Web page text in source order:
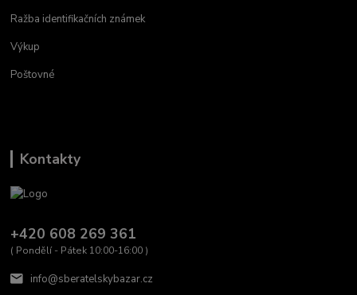
Ražba identifikačních známek
Výkup
Poštovné
Kontakty
+420 608 269 361
( Pondělí - Pátek 10:00-16:00 )
info@sberatelskybazar.cz